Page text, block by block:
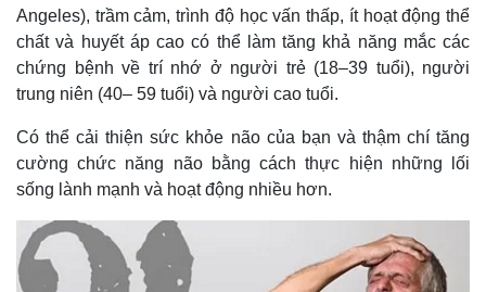
Nhận diện sự thật
Dấu ấn VOV
Việc làm
Biển đảo
Angeles), trầm cảm, trình độ học vấn thấp, ít hoạt động thể
chất và huyết áp cao có thể làm tăng khả năng mắc các
chứng bệnh về trí nhớ ở người trẻ (18–39 tuổi), người
trung niên (40– 59 tuổi) và người cao tuổi.
Có thể cải thiện sức khỏe não của bạn và thậm chí tăng
cường chức năng não bằng cách thực hiện những lối
sống lành mạnh và hoạt động nhiều hơn.